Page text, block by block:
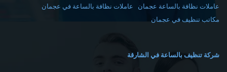
عاملات نظافة بالساعة عجمان
عاملات نظافة بالساعة في عجمان
مكاتب تنظيف في عجمان
شركة تنظيف بالساعة في الشارقة